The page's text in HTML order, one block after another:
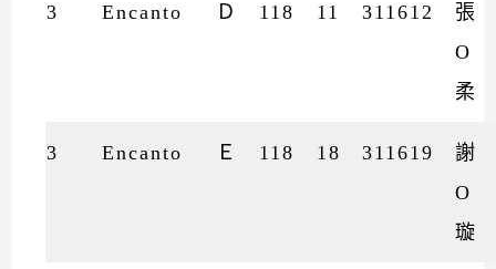
3 Encanto Ｄ 118 11 311612
張
O
柔
3 Encanto Ｅ 118 18 311619
謝
O
璇